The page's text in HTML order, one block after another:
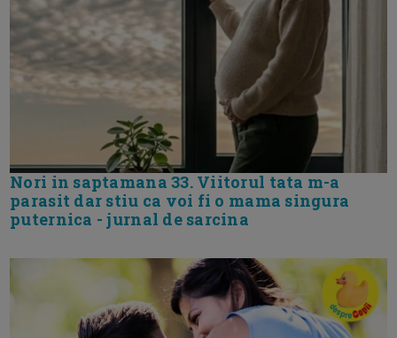
Nori in saptamana 33. Viitorul tata m-a
parasit dar stiu ca voi fi o mama singura
puternica - jurnal de sarcina